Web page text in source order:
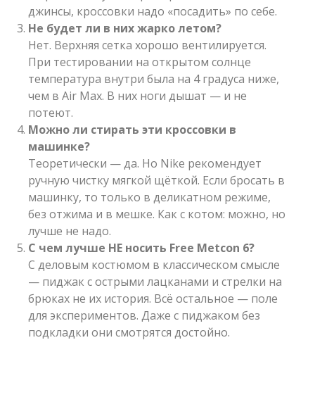
джинсы, кроссовки надо «посадить» по себе.
Не будет ли в них жарко летом?
Нет. Верхняя сетка хорошо вентилируется.
При тестировании на открытом солнце
температура внутри была на 4 градуса ниже,
чем в Air Max. В них ноги дышат — и не
потеют.
Можно ли стирать эти кроссовки в
машинке?
Теоретически — да. Но Nike рекомендует
ручную чистку мягкой щёткой. Если бросать в
машинку, то только в деликатном режиме,
без отжима и в мешке. Как с котом: можно, но
лучше не надо.
С чем лучше НЕ носить Free Metcon 6?
С деловым костюмом в классическом смысле
— пиджак с острыми лацканами и стрелки на
брюках не их история. Всё остальное — поле
для экспериментов. Даже с пиджаком без
подкладки они смотрятся достойно.